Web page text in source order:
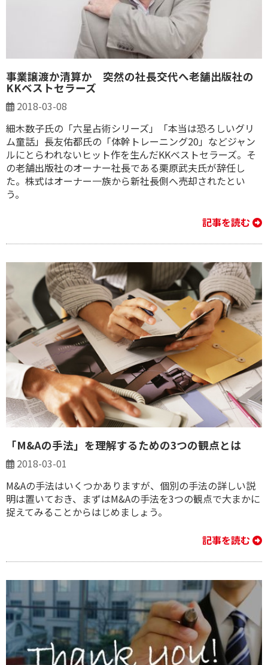
事業譲渡か清算か 突然の社長交代へ老舗出版社の
KKベストセラーズ
2018-03-08
細木数子氏の「六星占術シリーズ」「本当は恐ろしいグリ
ム童話」長友佑都氏の「体幹トレーニング20」などジャン
ルにとらわれないヒット作を生んだKKベストセラーズ。そ
の老舗出版社のオーナー社長である栗原武夫氏が辞任し
た。株式はオーナー一族から新社長側へ売却されたとい
う。
記事を読む
「M&Aの手法」を理解するための3つの観点とは
2018-03-01
M&Aの手法はいくつかありますが、個別の手法の詳しい説
明は置いておき、まずはM&Aの手法を3つの観点で大まかに
捉えてみることからはじめましょう。
記事を読む